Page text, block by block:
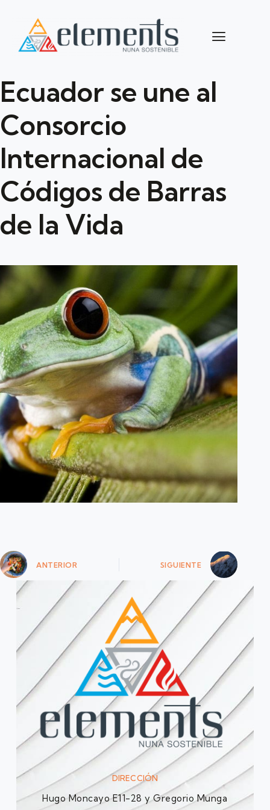
Ecuador se une al
Consorcio
Internacional de
Códigos de Barras
de la Vida
ANTERIOR SIGUIENTE
DIRECCIÓN
Hugo Moncayo E11-28 y Gregorio Munga